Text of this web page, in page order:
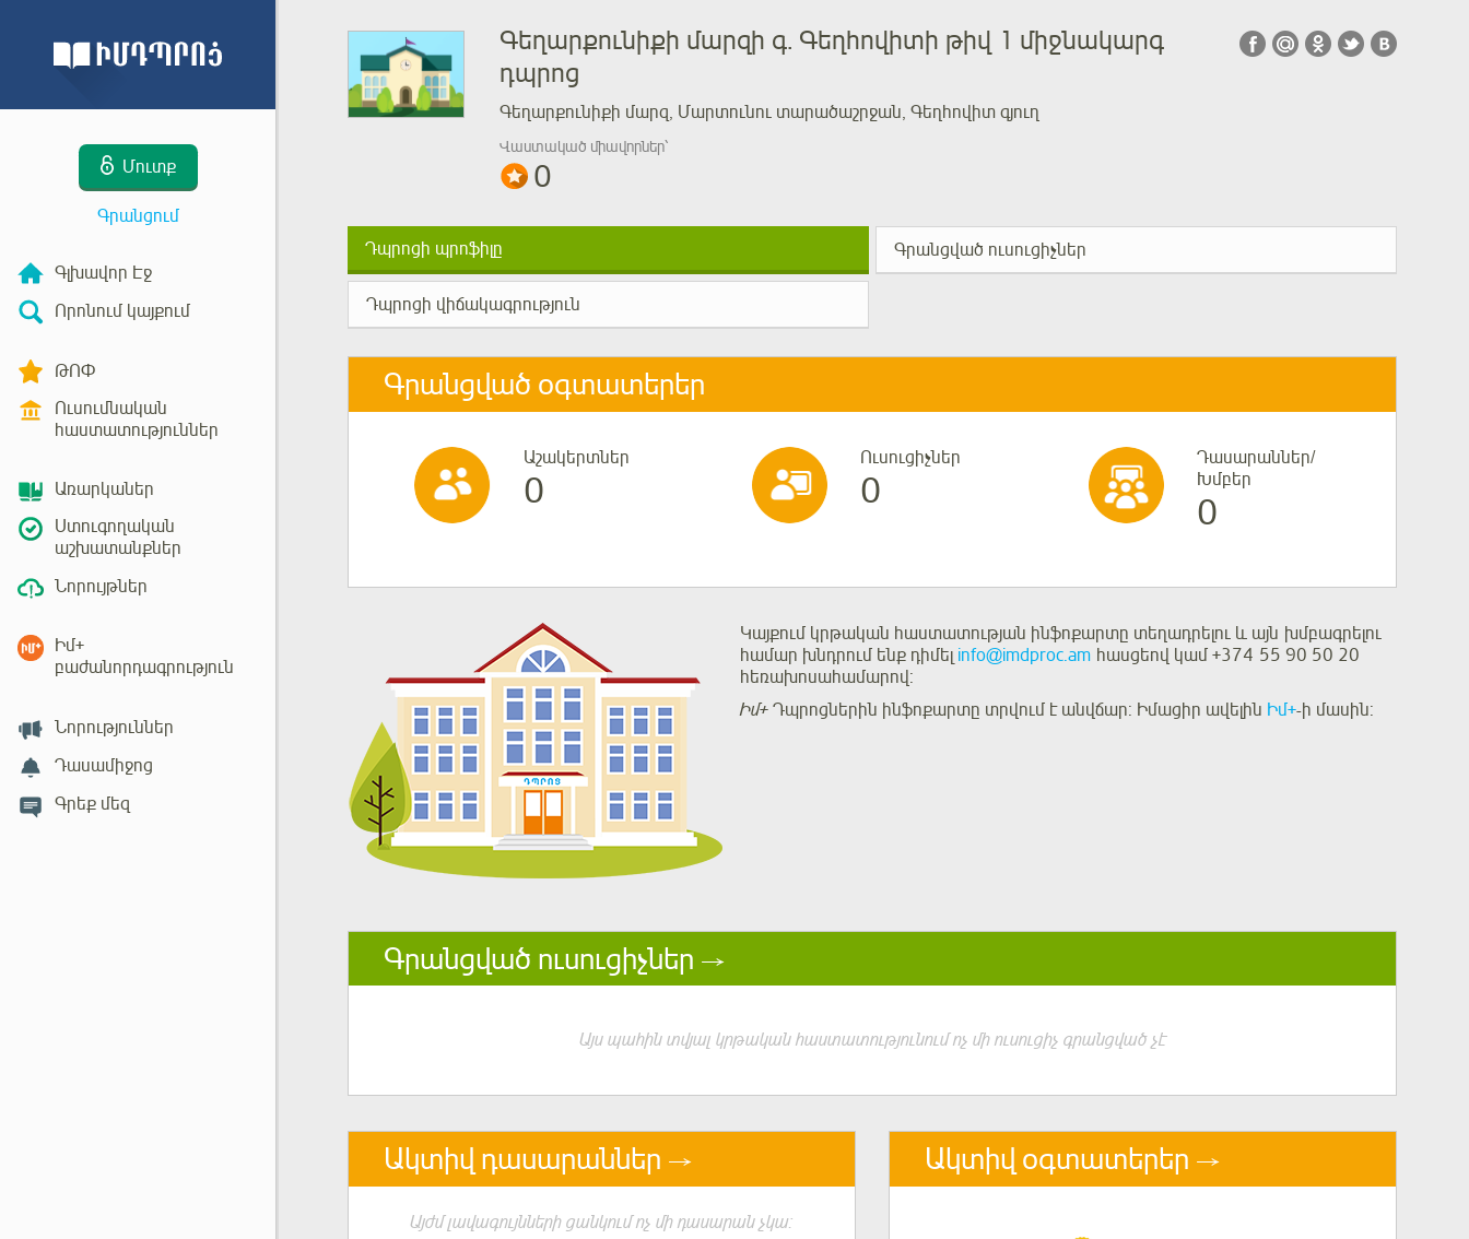
Մուտք
Գրանցում
Գլխավոր Էջ
Որոնում կայքում
ԹՈՓ
Ուսումնական
հաստատություններ
Առարկաներ
Ստուգողական
աշխատանքներ
Նորույթներ
Իմ+
բաժանորդագրություն
Նորություններ
Դասամիջոց
Գրեք մեզ
Գեղարքունիքի մարզի գ. Գեղհովիտի թիվ 1 միջնակարգ
դպրոց
Գեղարքունիքի մարզ, Մարտունու տարածաշրջան, Գեղհովիտ գյուղ
Վաստակած միավորներ՝
0
Դպրոցի պրոֆիլը Գրանցված ուսուցիչներ
Դպրոցի վիճակագրություն
Գրանցված օգտատերեր
Աշակերտներ
0
Ուսուցիչներ
0
Դասարաններ/
Խմբեր
0
Կայքում կրթական հաստատության ինֆոքարտը տեղադրելու և այն խմբագրելու
համար խնդրում ենք դիմել info@imdproc.am հասցեով կամ +374 55 90 50 20
հեռախոսահամարով:
Իմ+ Դպրոցներին ինֆոքարտը տրվում է անվճար: Իմացիր ավելին Իմ+-ի մասին:
Գրանցված ուսուցիչներ
Այս պահին տվյալ կրթական հաստատությունում ոչ մի ուսուցիչ գրանցված չէ
Ակտիվ դասարաններ
Այժմ լավագույնների ցանկում ոչ մի դասարան չկա:
Ակտիվ օգտատերեր